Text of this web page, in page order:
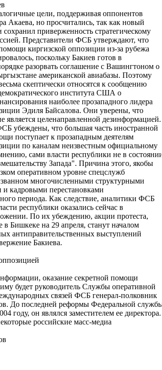
цели, поддерживая оппонентов
Акаева, но просчитались, так как новый
сохранил приверженность стратегическому
Представители ФСБ утверждают, что
киргизской оппозиции из-за рубежа
поскольку Бакиев готов в
разорвать соглашение с Вашингтоном о
американской авиабазы. Поэтому
скептически относятся к сообщению
института США о
наиболее прозападного лидера
Эдиля Байсалова. Они уверены, что
является целенаправленной дезинформацией.
убеждены, что большая часть иностранной
поступает к прозападным деятелям
по каналам неизвестным официальному
сами власти республики не в
Запада". Причина этого, якобы
оперативном уровне спецслужб
многочисленными структурными
и кадровыми перестановками
периода. Как следствие, аналитики ФСБ
республики оказались сейчас в
По их убеждению, акции протеста,
в Бишкеке на 29 апреля, станут началом
антиправительственных выступлений
Бакиева.
оказание секретной помощи
будет руководитель Службы оперативной
связей ФСБ генерал-полковник
До последней реформы Федеральной
году, он являлся заместителем ее директора.
российские масс-медиа